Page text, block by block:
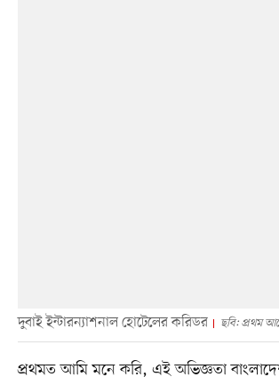
দুবাই ইন্টারন্যাশনাল হোটেলের করিডর ছবি: প্রথম
প্রথমত আমি মনে করি, এই অভিজ্ঞতা